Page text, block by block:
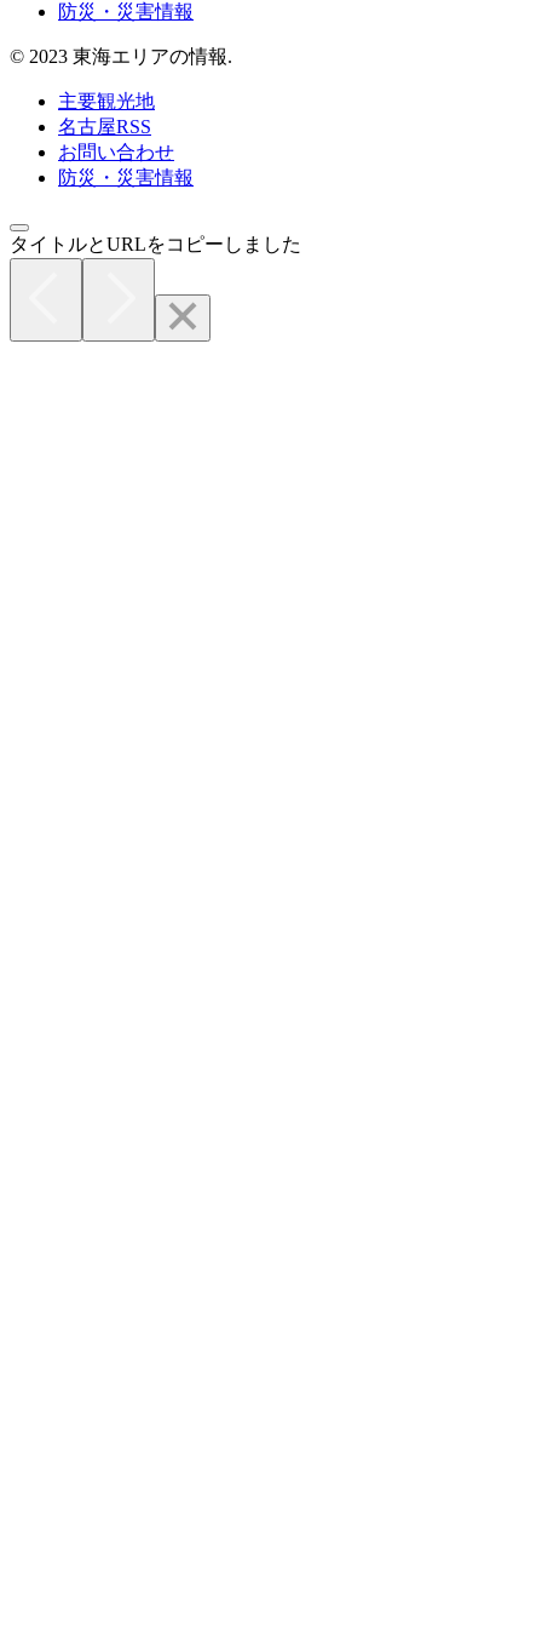
防災・災害情報
© 2023 東海エリアの情報.
主要観光地
名古屋RSS
お問い合わせ
防災・災害情報
タイトルとURLをコピーしました